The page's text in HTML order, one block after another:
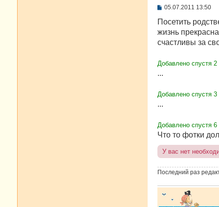
С
о
щ
е
е
05.07.2011 13:50
Посетить
жизнь
счастливы за
Добавлено спустя
...
Добавлено спустя
...
Добавлено спустя
Что то фотки
У вас нет
Последний раз